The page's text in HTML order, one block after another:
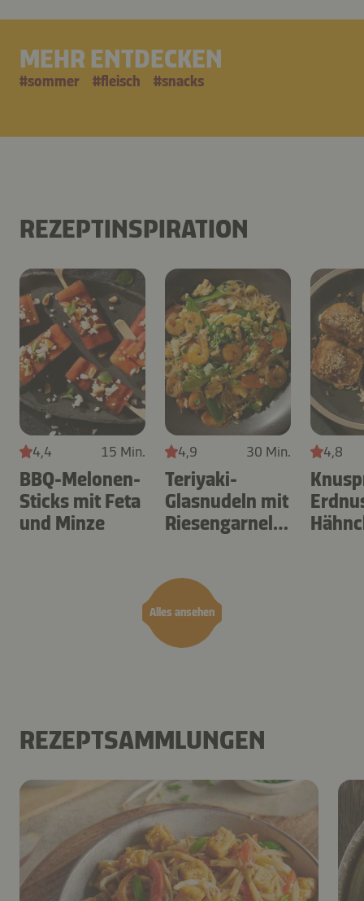
MEHR ENTDECKEN
#sommer #fleisch #snacks
REZEPTINSPIRATION
Alles ansehen
4,4 15 Min.
BBQ-Melonen-
Sticks mit Feta
und Minze
4,9 30 Min.
Teriyaki-
Glasnudeln mit
Riesengarnele
4,8
REZEPTSAMMLUNGEN